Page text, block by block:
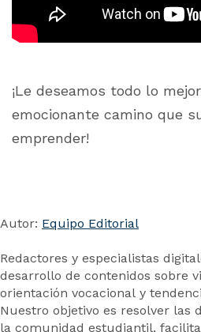
¡Le deseamos todo lo
emocionante camino que
emprender!
Autor: Equipo Editorial
Redactores y especialistas
desarrollo de contenidos sobre
orientación vocacional y
Nuestro objetivo es resolver las
la comunidad estudiantil,